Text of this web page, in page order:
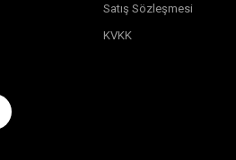
Satış Sözleşmesi
KVKK